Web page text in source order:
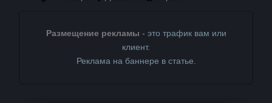
Размещение рекламы - это трафик вам или
клиент.
Реклама на баннере в статье.